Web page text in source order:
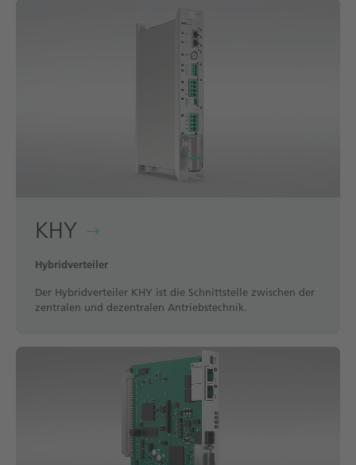
KHY
Hybridverteiler
Der Hybridverteiler KHY ist die Schnittstelle zwischen der
zentralen und dezentralen Antriebstechnik.